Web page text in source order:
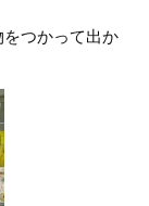
つかって出か